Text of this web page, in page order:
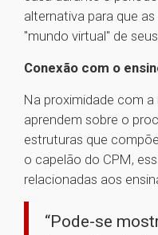
alternativa para que
"mundo virtual" de
Conexão com o
Na proximidade com
aprendem sobre o
estruturas que
o capelão do CPM,
relacionadas aos
“Pode-se